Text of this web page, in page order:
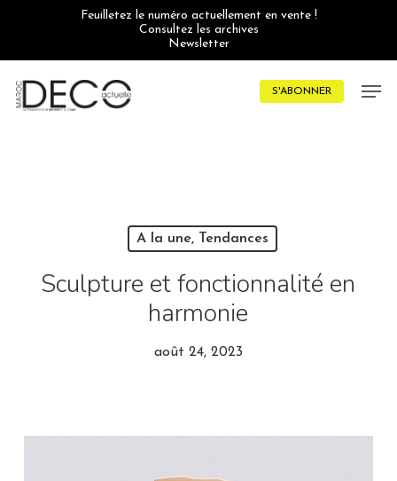
Feuilletez le numéro actuellement en vente !
Consultez les archives
Newsletter
S'ABONNER
A la une, Tendances
Sculpture et fonctionnalité en
harmonie
août 24, 2023